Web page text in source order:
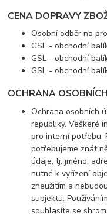
CENA DOPRAVY
Osobní odběr na
GSL - obchodní
GSL - obchodní
GSL - obchodní
OCHRANA
Ochrana osobních
republiky. Veškeré
pro interní potřebu.
potřebujeme znát
údaje, tj. jméno,
nutné k vyřízení
zneužitím a
subjektu.
souhlasíte se